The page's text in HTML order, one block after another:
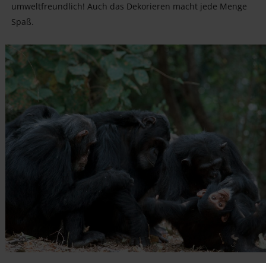
umweltfreundlich! Auch das Dekorieren macht jede Menge
Spaß.